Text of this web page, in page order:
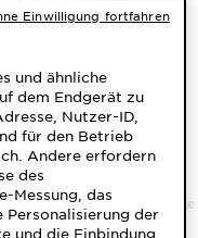
Wahre Schätze
und ähnliche
dem Endgerät zu
Nutzer-ID,
für den Betrieb
Andere erfordern
des
Messung, das
der
und die Einbindung
Einwilligung fortfahren